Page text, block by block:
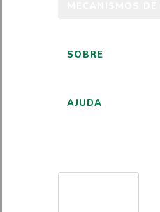
SOBRE
AJUDA